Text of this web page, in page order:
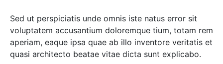
Sed ut perspiciatis unde omnis iste natus error sit
voluptatem accusantium doloremque tium, totam rem
aperiam, eaque ipsa quae ab illo inventore veritatis et
quasi architecto beatae vitae dicta sunt explicabo.